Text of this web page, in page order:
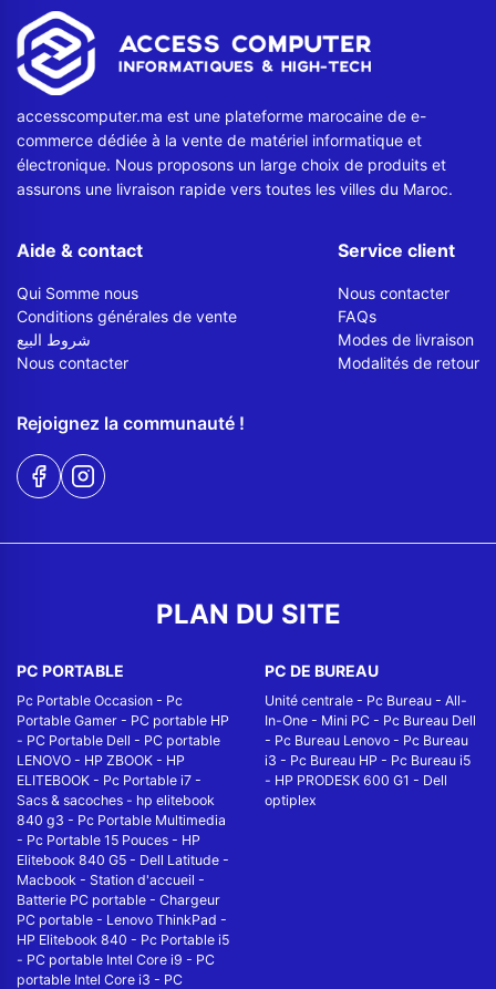
accesscomputer.ma est une plateforme marocaine de e-
commerce dédiée à la vente de matériel informatique et
électronique. Nous proposons un large choix de produits et
assurons une livraison rapide vers toutes les villes du Maroc.
Aide & contact
Qui Somme nous
Conditions générales de vente
شروط البيع
Nous contacter
Service client
Nous contacter
FAQs
Modes de livraison
Modalités de retour
Rejoignez la communauté !
PLAN DU SITE
PC PORTABLE
Pc Portable Occasion - Pc
Portable Gamer - PC portable HP
- PC Portable Dell - PC portable
LENOVO - HP ZBOOK - HP
ELITEBOOK - Pc Portable i7 -
Sacs & sacoches - hp elitebook
840 g3 - Pc Portable Multimedia
- Pc Portable 15 Pouces - HP
Elitebook 840 G5 - Dell Latitude -
Macbook - Station d'accueil -
Batterie PC portable - Chargeur
PC portable - Lenovo ThinkPad -
HP Elitebook 840 - Pc Portable i5
- PC portable Intel Core i9 - PC
portable Intel Core i3 - PC
PC DE BUREAU
Unité centrale - Pc Bureau - All-
In-One - Mini PC - Pc Bureau Dell
- Pc Bureau Lenovo - Pc Bureau
i3 - Pc Bureau HP - Pc Bureau i5
- HP PRODESK 600 G1 - Dell
optiplex